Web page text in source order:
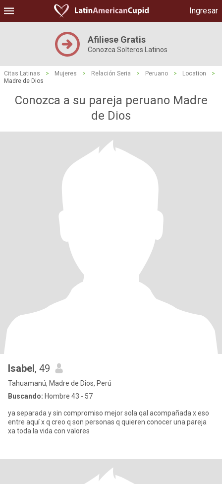
Ingresar
Afiliese Gratis
Conozca Solteros Latinos
Citas Latinas > Mujeres > Relación Seria > Peruano > Location
>
Madre de Dios
Conozca a su pareja peruano Madre
de Dios
Isabel, 49
Tahuamanú, Madre de Dios, Perú
Buscando: Hombre 43 - 57
ya separada y sin compromiso mejor sola qal acompañada x eso
entre aquí x q creo q son personas q quieren conocer una pareja
xa toda la vida con valores